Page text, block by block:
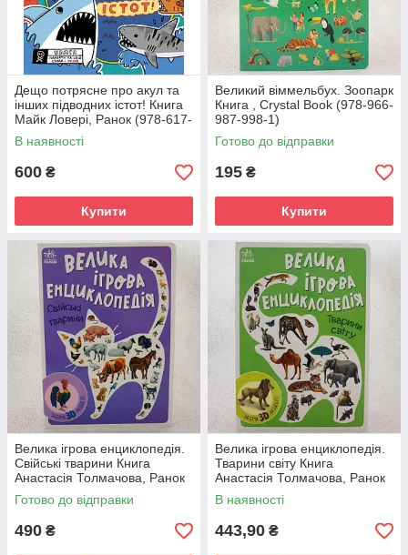
Дещо потрясне про акул та
інших підводних істот! Книга
Майк Ловері, Ранок (978-617-
09-7707-6)
В наявності
600 ₴
Купити
Великий віммельбух. Зоопарк
Книга , Crystal Book (978-966-
987-998-1)
Готово до відправки
195 ₴
Купити
Велика ігрова енциклопедія.
Свійські тварини Книга
Анастасія Толмачова, Ранок
(9789667507817)
Готово до відправки
490 ₴
Велика ігрова енциклопедія.
Тварини світу Книга
Анастасія Толмачова, Ранок
(9786170974723)
В наявності
443,90 ₴